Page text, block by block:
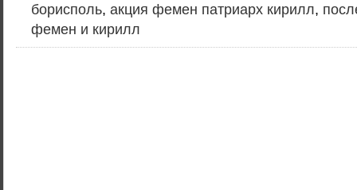
борисполь, акция фемен патриарх кирилл,
фемен и кирилл